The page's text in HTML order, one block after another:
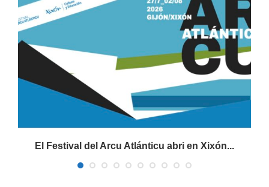
El Festival del Arcu Atlánticu abri en Xixón...